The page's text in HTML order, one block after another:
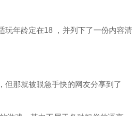
玩年龄定在18 ，并列下了一份内容清
但那就被眼急手快的网友分享到了